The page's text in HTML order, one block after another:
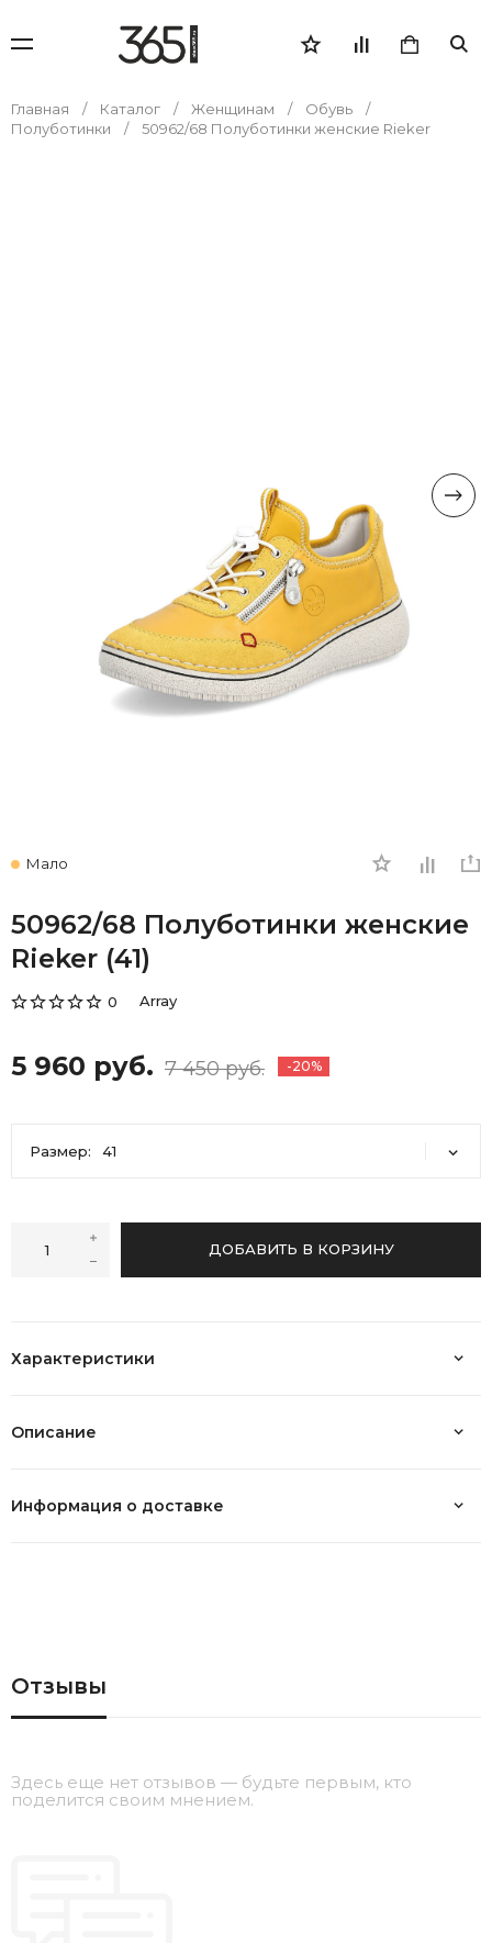
Главная Каталог Женщинам
Обувь
Полуботинки
50962/68 Полуботинки женские Rieker
Мало
50962/68 Полуботинки женские
Rieker (41)
0 Array
5 960 руб. 7 450 руб. -20%
Размер: 41
ДОБАВИТЬ В КОРЗИНУ
Характеристики
Описание
Информация о доставке
Отзывы
Здесь еще нет отзывов — будьте первым, кто
поделится своим мнением.